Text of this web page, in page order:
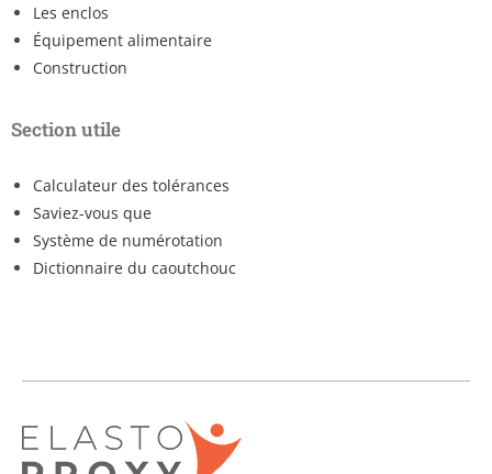
Les enclos
Équipement alimentaire
Construction
Section utile
Calculateur des tolérances
Saviez-vous que
Système de numérotation
Dictionnaire du caoutchouc